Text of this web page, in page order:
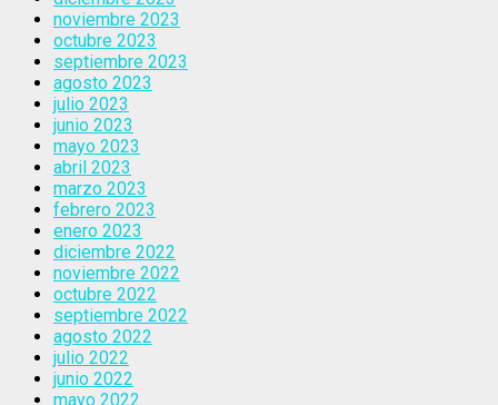
noviembre 2023
octubre 2023
septiembre 2023
agosto 2023
julio 2023
junio 2023
mayo 2023
abril 2023
marzo 2023
febrero 2023
enero 2023
diciembre 2022
noviembre 2022
octubre 2022
septiembre 2022
agosto 2022
julio 2022
junio 2022
mayo 2022